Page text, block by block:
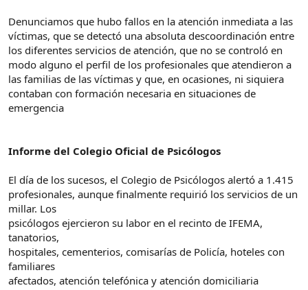
Denunciamos que hubo fallos en la atención inmediata a las
víctimas, que se detectó una absoluta descoordinación entre
los diferentes servicios de atención, que no se controló en
modo alguno el perfil de los profesionales que atendieron a
las familias de las víctimas y que, en ocasiones, ni siquiera
contaban con formación necesaria en situaciones de
emergencia
Informe del Colegio Oficial de Psicólogos
El día de los sucesos, el Colegio de Psicólogos alertó a 1.415
profesionales, aunque finalmente requirió los servicios de un
millar. Los
psicólogos ejercieron su labor en el recinto de IFEMA,
tanatorios,
hospitales, cementerios, comisarías de Policía, hoteles con
familiares
afectados, atención telefónica y atención domiciliaria